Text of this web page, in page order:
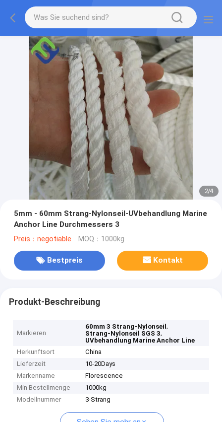
2/4
5mm - 60mm Strang-Nylonseil-UVbehandlung Marine
Anchor Line Durchmessers 3
Preis：negotiable MOQ：1000kg
Bestpreis Kontakt
Produkt-Beschreibung
Markieren
60mm 3 Strang-Nylonseil,
Strang-Nylonseil SGS 3,
UVbehandlung Marine Anchor Line
Herkunftsort
China
Lieferzeit
10-20Days
Markenname
Florescence
Min Bestellmenge
1000kg
Modellnummer
3-Strang